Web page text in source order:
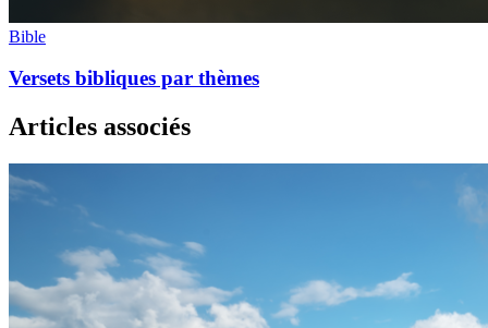
Bible
Versets bibliques par thèmes
Articles associés